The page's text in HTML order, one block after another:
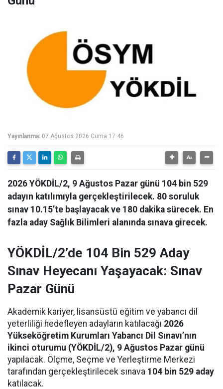
Yayınlanma: 07 Ağustos 2026 Cuma 17:46
2026 YÖKDİL/2, 9 Ağustos Pazar günü 104 bin 529
adayın katılımıyla gerçekleştirilecek. 80 soruluk
sınav 10.15’te başlayacak ve 180 dakika sürecek. En
fazla aday Sağlık Bilimleri alanında sınava girecek.
YÖKDİL/2’de 104 Bin 529 Aday
Sınav Heyecanı Yaşayacak: Sınav
Pazar Günü
Akademik kariyer, lisansüstü eğitim ve yabancı dil
yeterliliği hedefleyen adayların katılacağı 2026
Yükseköğretim Kurumları Yabancı Dil Sınavı’nın
ikinci oturumu (YÖKDİL/2), 9 Ağustos Pazar günü
yapılacak. Ölçme, Seçme ve Yerleştirme Merkezi
tarafından gerçekleştirilecek sınava 104 bin 529 aday
katılacak.